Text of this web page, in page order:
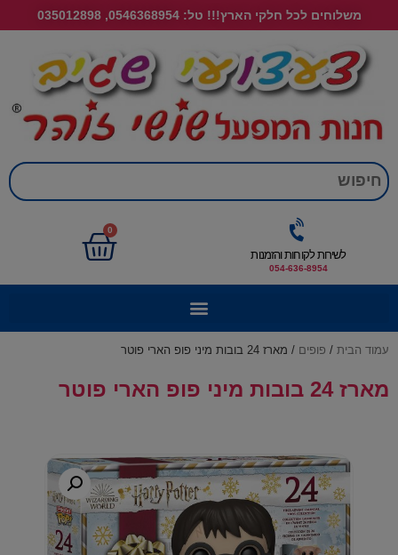
משלוחים לכל חלקי הארץ!!! טל: 0546368954, 035012898
לשירות לקוחות והזמנות
054-636-8954
0
עמוד הבית / פופים / מארז 24 בובות מיני פופ הארי פוטר
מארז 24 בובות מיני פופ הארי פוטר